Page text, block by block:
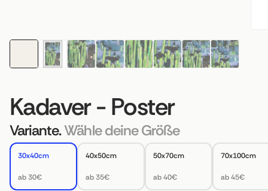
Kadaver - Poster
Variante.Wähle deine Größe
30x40cm
ab 30€
40x50cm
ab 35€
50x70cm
ab 40€
70x100cm
ab 45€